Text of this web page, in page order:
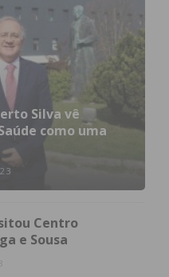
Silva vê
como uma
Centro
e Sousa